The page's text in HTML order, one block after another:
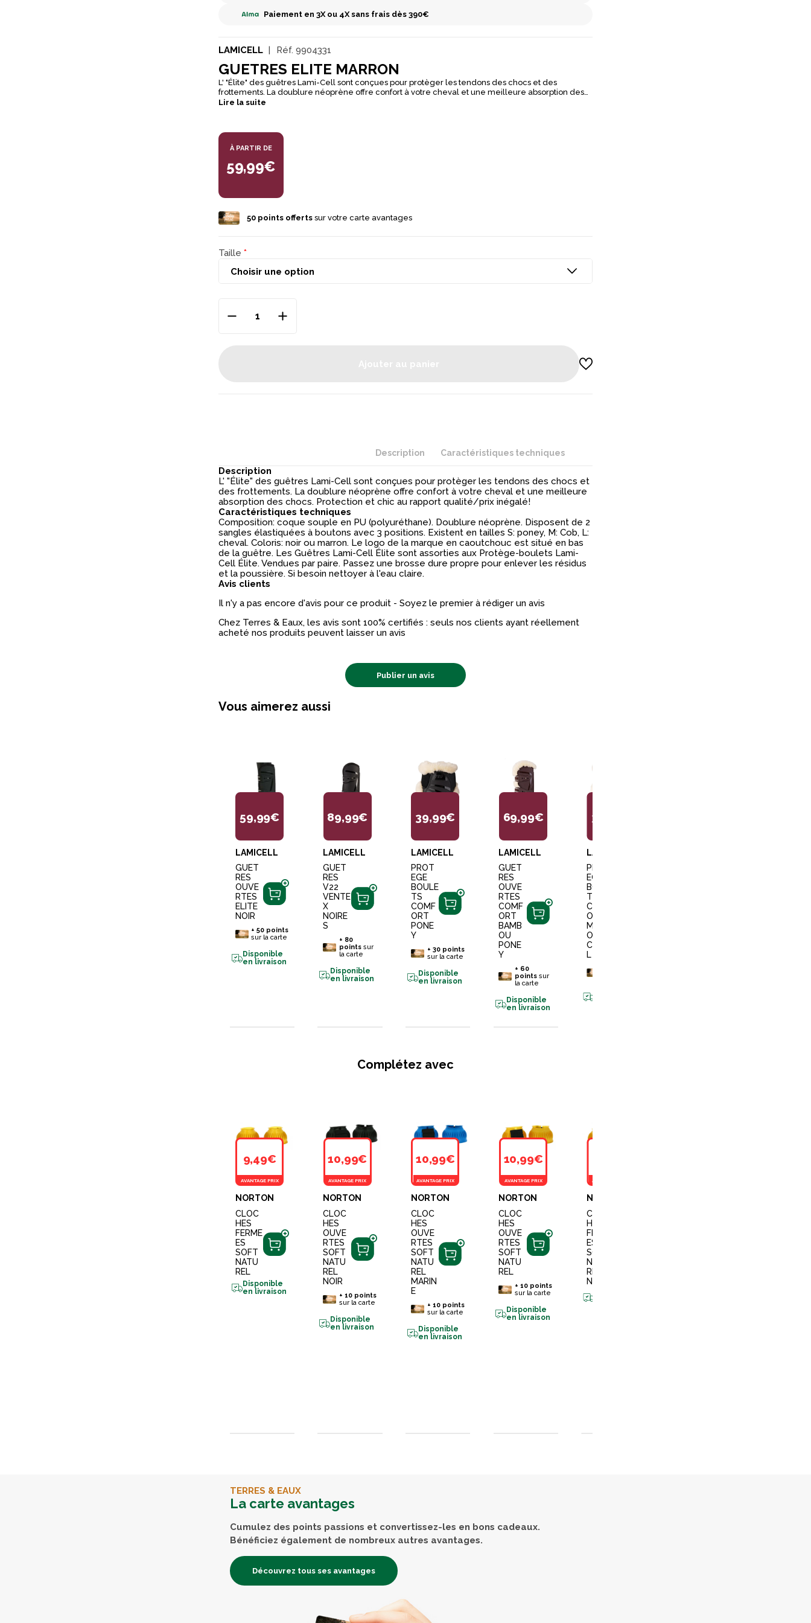
Paiement en 3X ou 4X sans frais dès 390€
LAMICELL Réf. 9904331
GUETRES ELITE MARRON
L' "Élite" des guêtres Lami-Cell sont conçues pour protèger les tendons des chocs et des
frottements. La doublure néoprène offre confort à votre cheval et une meilleure absorption des
chocs. Protection et chic au rapport qualité/prix inégalé!
Lire la suite
À PARTIR DE
59,99€
50 points offerts sur votre carte avantages
Taille
Description Caractéristiques techniques
Description
L' "Élite" des guêtres Lami-Cell sont conçues pour protèger les tendons des chocs et
des frottements. La doublure néoprène offre confort à votre cheval et une meilleure
absorption des chocs. Protection et chic au rapport qualité/prix inégalé!
Caractéristiques techniques
Composition: coque souple en PU (polyuréthane). Doublure néoprène. Disposent de 2
sangles élastiquées à boutons avec 3 positions. Existent en tailles S: poney, M: Cob, L:
cheval. Coloris: noir ou marron. Le logo de la marque en caoutchouc est situé en bas
de la guêtre. Les Guêtres Lami-Cell Élite sont assorties aux Protège-boulets Lami-
Cell Élite. Vendues par paire. Passez une brosse dure propre pour enlever les résidus
et la poussière. Si besoin nettoyer à l'eau claire.
Avis clients
Il n'y a pas encore d'avis pour ce produit - Soyez le premier à rédiger un avis
Chez Terres & Eaux, les avis sont 100% certifiés : seuls nos clients ayant réellement
acheté nos produits peuvent laisser un avis
Publier un avis
Vous aimerez aussi
59,99€
LAMICELL
GUET
RES
OUVE
RTES
ELITE
NOIR
+50 points
sur la carte
Disponible
en livraison
89,99€
LAMICELL
GUET
RES
V22
VENTE
X
NOIRE
S
+ 80
pointssur
la carte
Disponible
en livraison
39,99€
LAMICELL
PROT
EGE
BOULE
TS
COMF
ORT
PONE
Y
+ 30points
sur la carte
Disponible
en livraison
69,99€
LAMICELL
GUET
RES
OUVE
RTES
COMF
ORT
BAMB
OU
PONE
Y
+ 60
points sur
la carte
Disponible
en livraison
39,99€
LAMICELL
PROT
EGE
BOULE
TS
COMF
ORT
MARR
ON
CHEVA
L
Complétez avec
9,49€
AVANTAGE PRIX
NORTON
CLOC
HES
FERME
ES
SOFT
NATU
REL
Disponible
en livraison
10,99€
AVANTAGE PRIX
NORTON
CLOC
HES
OUVE
RTES
SOFT
NATU
REL
NOIR
+ 10points
sur la carte
Disponible
en livraison
10,99€
AVANTAGE PRIX
NORTON
CLOC
HES
OUVE
RTES
SOFT
NATU
REL
MARIN
E
+ 10points
sur la carte
Disponible
en livraison
10,99€
AVANTAGE PRIX
NORTON
CLOC
HES
OUVE
RTES
SOFT
NATU
REL
+10 points
sur la carte
Disponible
en livraison
AVANTAGE PRIX
NORTON
CLOC
HES
FERME
ES
SOFT
NATU
REL
NOIR
TERRES & EAUX
La carte avantages
Cumulez des points passions et convertissez-les en bons cadeaux.
Bénéficiez également de nombreux autres avantages.
Découvrez tous ses avantages